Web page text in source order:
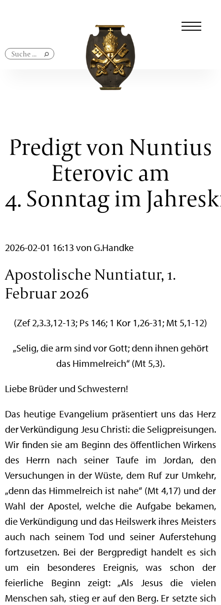
Predigt von Nuntius
Eterovic am
4. Sonntag im
2026-02-01 16:13 von G.Handke
Apostolische Nuntiatur, 1.
Februar 2026
(Zef 2,3.3,12-13; Ps 146; 1 Kor 1,26-31; Mt 5,1-12)
„Selig, die arm sind vor Gott; denn ihnen gehört
das Himmelreich“ (Mt 5,3).
Liebe Brüder und Schwestern!
Das heutige Evangelium präsentiert uns das Herz
der Verkündigung Jesu Christi: die Seligpreisungen.
Wir finden sie am Beginn des öffentlichen Wirkens
des Herrn nach seiner Taufe im Jordan, den
Versuchungen in der Wüste, dem Ruf zur Umkehr,
„denn das Himmelreich ist nahe“ (Mt 4,17) und der
Wahl der Apostel, welche die Aufgabe bekamen,
die Verkündigung und das Heilswerk ihres Meisters
auch nach seinem Tod und seiner Auferstehung
fortzusetzen. Bei der Bergpredigt handelt es sich
um ein besonderes Ereignis, was schon der
feierliche Beginn zeigt: „Als Jesus die vielen
Menschen sah, stieg er auf den Berg. Er setzte sich